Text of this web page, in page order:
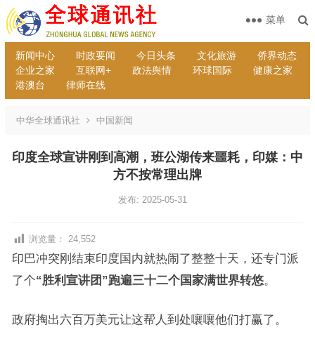
新闻中心 时政要闻 今日头条 文化旅游
侨界动态
企业之家
互联网+ 政法舆情 环球国际
健康之家
港澳台
律师在线
菜单
中华全球通讯社 中国新闻
印度全球宣讲刚到高潮，班公湖传来噩耗，印媒：中
方不按常理出牌
发布: 2025-05-31
浏览量： 24,552
印巴冲突刚结束印度国内就热闹了整整十天，还专门派
了个“胜利宣讲团”跑遍三十二个国家满世界转悠。
政府掏出六百万美元让这帮人到处嚷嚷他们打赢了。